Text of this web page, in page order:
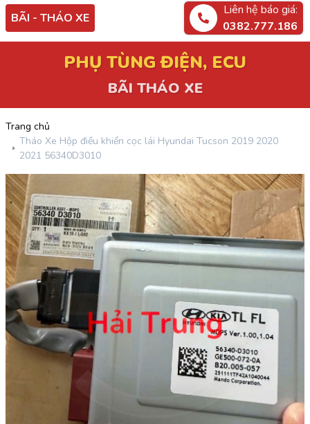
BÃI - THÁO XE
Liên hệ báo giá:
0382.777.186
PHỤ TÙNG ĐIỆN, ECU
BÃI THÁO XE
Trang chủ
Tháo Xe Hộp điều khiển cọc lái Hyundai Tucson 2019 2020
2021 56340D3010